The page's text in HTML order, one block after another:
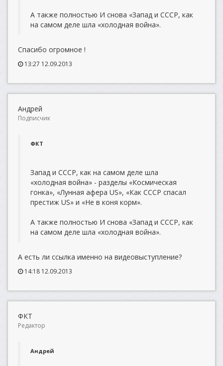
А также полностью И снова «Запад и СССР, как
на самом деле шла «холодная война».
Спасибо огромное !
13:27 12.09.2013
Андрей
Подписчик
ФКТ
Запад и СССР, как на самом деле шла
«холодная война» - разделы «Космическая
гонка», «Лунная афера US», «Как СССР спасал
престиж US» и «Не в коня корм».
А также полностью И снова «Запад и СССР, как
на самом деле шла «холодная война».
А есть ли ссылка именно на видеовыступление?
14:18 12.09.2013
ФКТ
Редактор
Андрей